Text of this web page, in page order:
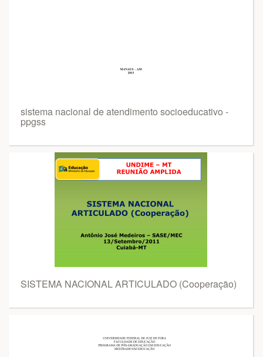
sistema nacional de atendimento socioeducativo -
ppgss
SISTEMA NACIONAL ARTICULADO (Cooperação)